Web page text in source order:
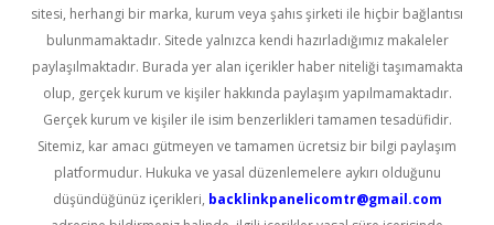
sitesi, herhangi bir marka, kurum veya şahıs şirketi ile hiçbir bağlantısı
bulunmamaktadır. Sitede yalnızca kendi hazırladığımız makaleler
paylaşılmaktadır. Burada yer alan içerikler haber niteliği taşımamakta
olup, gerçek kurum ve kişiler hakkında paylaşım yapılmamaktadır.
Gerçek kurum ve kişiler ile isim benzerlikleri tamamen tesadüfidir.
Sitemiz, kar amacı gütmeyen ve tamamen ücretsiz bir bilgi paylaşım
platformudur. Hukuka ve yasal düzenlemelere aykırı olduğunu
düşündüğünüz içerikleri, backlinkpanelicomtr@gmail.com